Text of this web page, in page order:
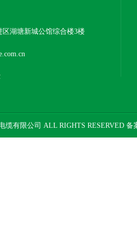
湖塘新城公馆综合楼3楼
缆有限公司 ALL RIGHTS RESERVED 备